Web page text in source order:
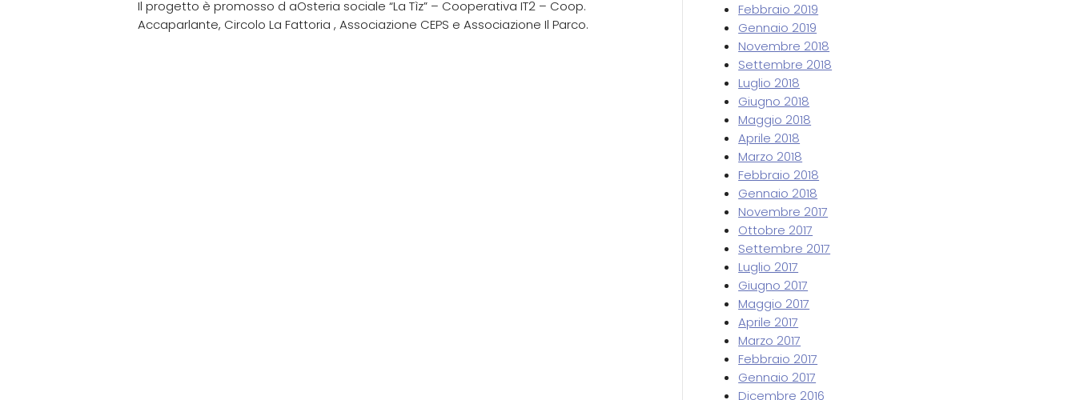
Il progetto è promosso d aOsteria sociale “La Tìz” – Cooperativa IT2 – Coop.
Accaparlante, Circolo La Fattoria , Associazione CEPS e Associazione Il Parco.
Febbraio 2019
Gennaio 2019
Novembre 2018
Settembre 2018
Luglio 2018
Giugno 2018
Maggio 2018
Aprile 2018
Marzo 2018
Febbraio 2018
Gennaio 2018
Novembre 2017
Ottobre 2017
Settembre 2017
Luglio 2017
Giugno 2017
Maggio 2017
Aprile 2017
Marzo 2017
Febbraio 2017
Gennaio 2017
Dicembre 2016